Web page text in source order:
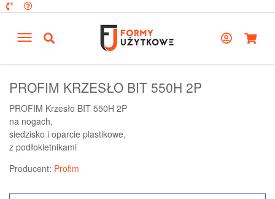
PROFIM KRZESŁO BIT 550H 2P
PROFIM Krzesło BIT 550H 2P
na nogach,
siedzisko i oparcie plastikowe,
z podłokietnikami
Producent: Profim